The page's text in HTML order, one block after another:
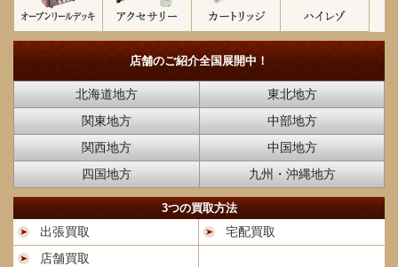
店舗のご紹介全国展開中！
北海道地方
東北地方
関東地方
中部地方
関西地方
中国地方
四国地方
九州・沖縄地方
3つの買取方法
出張買取
宅配買取
店舗買取